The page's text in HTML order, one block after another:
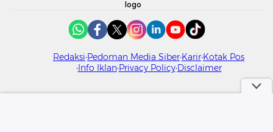
Redaksi Pedoman Media Siber Karir Kotak Pos
Info IklanPrivacy PolicyDisclaimer